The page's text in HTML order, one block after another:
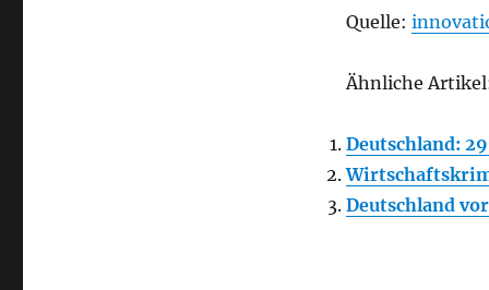
Quelle:
Ähnliche
Deutschland:
Deutschland